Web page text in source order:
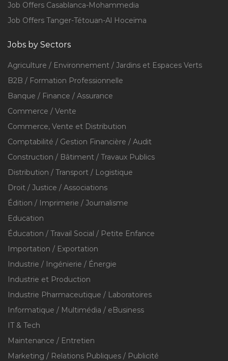
Job Offers Casablanca-Mohammedia
Job Offers Tanger-Tétouan-Al Hoceïma
Jobs by Sectors
Agriculture / Environnement / Jardins et Espaces Verts
B2B / Formation Professionnelle
Banque / Finance / Assurance
Commerce / Vente
Commerce, Vente et Distribution
Comptabilité / Gestion Financière / Audit
Construction / Bâtiment / Travaux Publics
Distribution / Transport / Logistique
Droit / Justice / Associations
Édition / Imprimerie / Journalisme
Education
Éducation / Travail Social / Petite Enfance
Importation / Exportation
Industrie / Ingénierie / Énergie
Industrie et Production
Industrie Pharmaceutique / Laboratoires
Informatique / Multimédia / eBusiness
IT & Tech
Maintenance / Entretien
Marketing / Relations Publiques / Publicité